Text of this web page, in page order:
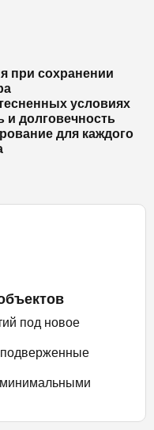
при сохранении
условиях
и долговечность
для каждого
под новое
подверженные
минимальными